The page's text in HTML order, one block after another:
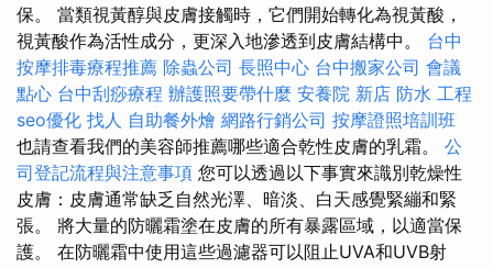
保。 當類視黃醇與皮膚接觸時，它們開始轉化為視黃酸，
視黃酸作為活性成分，更深入地滲透到皮膚結構中。 台中
按摩排毒療程推薦 除蟲公司 長照中心 台中搬家公司 會議
點心 台中刮痧療程 辦護照要帶什麼 安養院 新店 防水 工程
seo優化 找人 自助餐外燴 網路行銷公司 按摩證照培訓班
也請查看我們的美容師推薦哪些適合乾性皮膚的乳霜。 公
司登記流程與注意事項 您可以透過以下事實來識別乾燥性
皮膚：皮膚通常缺乏自然光澤、暗淡、白天感覺緊繃和緊
張。 將大量的防曬霜塗在皮膚的所有暴露區域，以適當保
護。 在防曬霜中使用這些過濾器可以阻止UVA和UVB射